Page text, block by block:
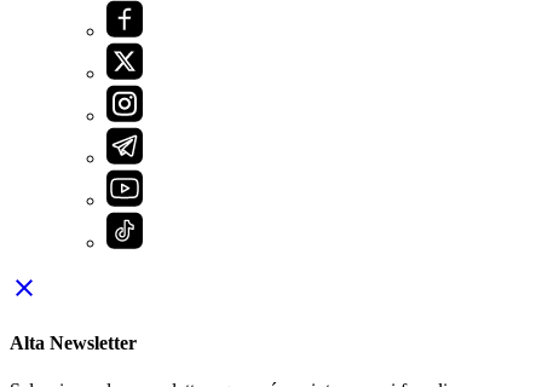
close
Alta Newsletter